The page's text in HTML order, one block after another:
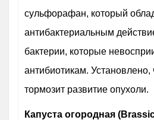
сульфорафан, который
антибактериальным
бактерии, которые
антибиотикам.
тормозит развитие опухоли.
Капуста огородная